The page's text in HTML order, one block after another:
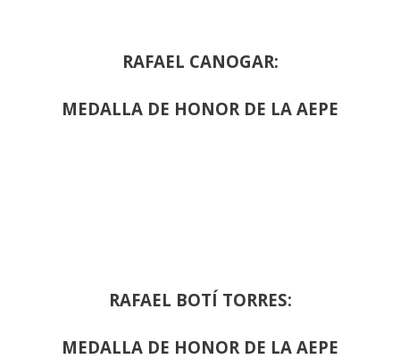
RAFAEL CANOGAR:
MEDALLA DE HONOR DE LA AEPE
RAFAEL BOTÍ TORRES:
MEDALLA DE HONOR DE LA AEPE